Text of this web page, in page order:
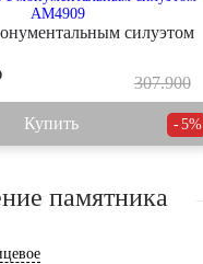
силуэтом
307.900
Купить 5%
памятника